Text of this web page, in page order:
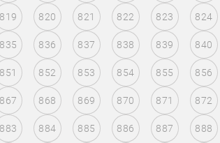
819 820 821 822 823 824
835 836 837 838 839 840
851 852 853 854 855 856
867 868 869 870 871 872
883 884 885 886 887 888